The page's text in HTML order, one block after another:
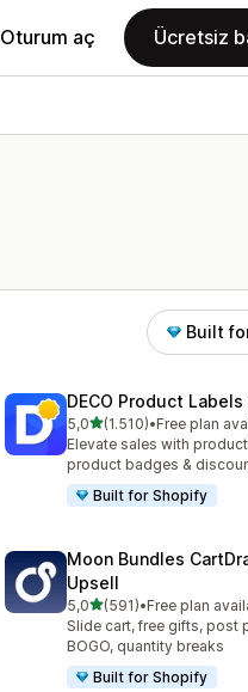
Oturum aç Ücretsiz
Built
DECO Product
5,05 yıldız üzerinden
(1.510)
toplam 1510•Free plan
Elevate sales with
product badges &
Built for Shopify
Moon Bundles
Upsell
5,05 yıldız üzerinden
(591)
toplam 591 değerlendirme
•Free plan
Slide cart, free gifts, post
BOGO, quantity breaks
Built for Shopify